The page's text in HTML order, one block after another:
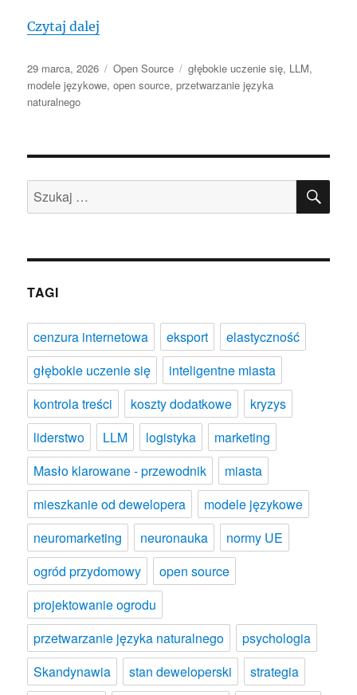
Czytaj dalej
Data
publikacji
29 marca, 2026 Kategorie
Open Source Tagi
głębokie uczenie się, LLM,
modele językowe,open source,przetwarzanie języka
naturalnego
Szukaj:
TAGI
cenzura internetowa eksport
elastyczność
głębokie uczenie się
inteligentne miasta
kontrola treści
koszty dodatkowe
kryzys
liderstwo
LLM logistyka
marketing
Masło klarowane - przewodnik
miasta
mieszkanie od dewelopera
modele językowe
neuromarketing
neuronauka
normy UE
ogród przydomowy
open source
projektowanie ogrodu
przetwarzanie języka naturalnego
psychologia
Skandynawia
stan deweloperski
strategia